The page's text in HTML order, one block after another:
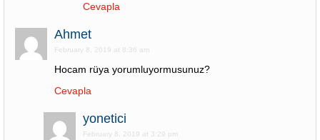
Cevapla
Ahmet
February 8, 2019 at 8:36 am
Hocam rüya yorumluyormusunuz?
Cevapla
yonetici
February 8, 2019 at 3:29 pm